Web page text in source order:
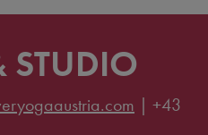
STUDIO
| +43